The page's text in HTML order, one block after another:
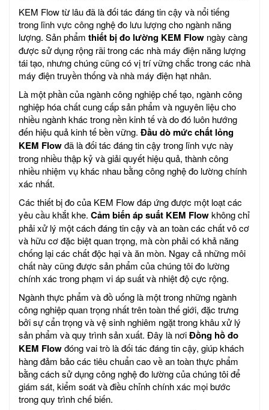
KEM Flow từ lâu đã là đối tác đáng tin cậy và nổi tiếng
trong lĩnh vực công nghệ đo lưu lượng cho ngành năng
lượng. Sản phẩm thiết bị đo lường KEM Flow ngày càng
được sử dụng rộng rãi trong các nhà máy điện năng lượng
tái tạo, nhưng chúng cũng có vị trí vững chắc trong các nhà
máy điện truyền thống và nhà máy điện hạt nhân.
Là một phần của ngành công nghiệp chế tạo, ngành công
nghiệp hóa chất cung cấp sản phẩm và nguyên liệu cho
nhiều ngành khác trong nền kinh tế và do đó luôn hướng
đến hiệu quả kinh tế bền vững. Đầu dò mức chất lỏng
KEM Flowđã là đối tác đáng tin cậy trong lĩnh vực này
trong nhiều thập kỷ và giải quyết hiệu quả, thành công
nhiều nhiệm vụ khác nhau bằng công nghệ đo lường chính
xác nhất.
Các thiết bị đo của KEM Flow đáp ứng được một loạt các
yêu cầu khắt khe. Cảm biến áp suất KEM Flowkhông chỉ
phải xử lý một cách đáng tin cậy và an toàn các chất vô cơ
và hữu cơ đặc biệt quan trọng, mà còn phải có khả năng
chống lại các chất độc hại và ăn mòn. Ngay cả những môi
chất này cũng được sản phẩm của chúng tôi đo lường
chính xác trong phạm vi áp suất và nhiệt độ cực rộng.
Ngành thực phẩm và đồ uống là một trong những ngành
công nghiệp quan trọng nhất trên toàn thế giới, đặc trưng
bởi sự cẩn trọng và vệ sinh nghiêm ngặt trong khâu xử lý
sản phẩm và quy trình sản xuất. Đây là nơiĐồng hồ đo
KEM Flowđóng vai trò là đối tác đáng tin cậy, giúp khách
hàng đảm bảo các tiêu chuẩn cao về an toàn thực phẩm
bằng cách sử dụng công nghệ đo lường của chúng tôi để
giám sát, kiểm soát và điều chỉnh chính xác mọi bước
trong quy trình chế biến.